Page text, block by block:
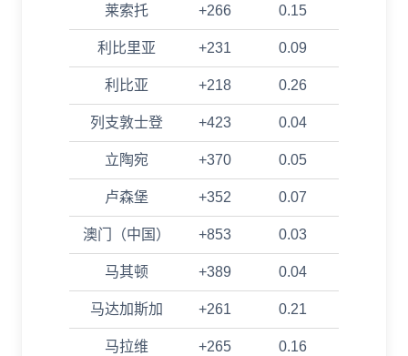
莱索托 +266 0.15
利比里亚 +231 0.09
利比亚 +218 0.26
列支敦士登 +423 0.04
立陶宛 +370 0.05
卢森堡 +352 0.07
澳门（中国） +853 0.03
马其顿 +389 0.04
马达加斯加 +261 0.21
马拉维 +265 0.16